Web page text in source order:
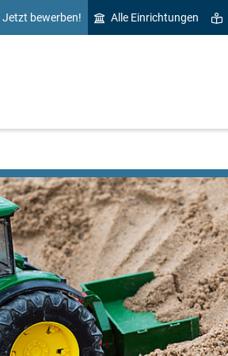
Jetzt bewerben! Alle Einrichtungen